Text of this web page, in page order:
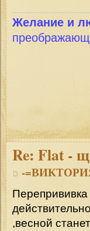
Желание и
Re: Flat -
-
,весной